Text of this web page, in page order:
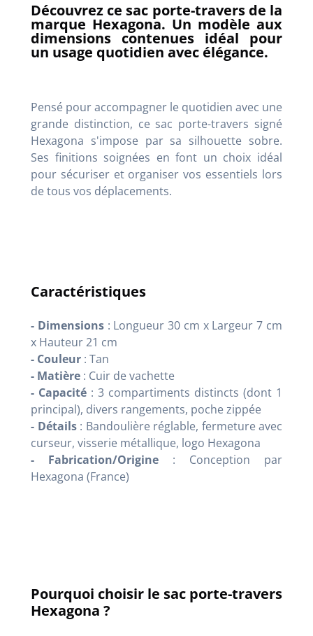
Découvrez ce sac porte-travers de la
marque Hexagona. Un modèle aux
dimensions contenues idéal pour
un usage quotidien avec élégance.
Pensé pour accompagner le quotidien avec une
grande distinction, ce sac porte-travers signé
Hexagona s'impose par sa silhouette sobre.
Ses finitions soignées en font un choix idéal
pour sécuriser et organiser vos essentiels lors
de tous vos déplacements.
Caractéristiques
- Dimensions: Longueur 30 cm x Largeur 7 cm
x Hauteur 21 cm
- Couleur : Tan
- Matière : Cuir de vachette
- Capacité : 3 compartiments distincts (dont 1
principal), divers rangements, poche zippée
- Détails: Bandoulière réglable, fermeture avec
curseur, visserie métallique, logo Hexagona
- Fabrication/Origine : Conception par
Hexagona (France)
Pourquoi choisir le sac porte-travers
Hexagona ?